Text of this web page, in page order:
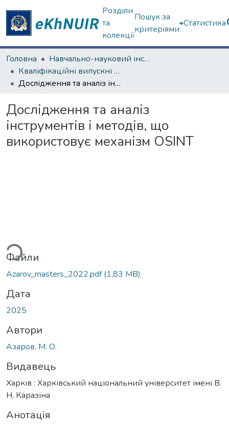
Розділи
та
колекції
Пошук за
критеріями
Статистика
Головна
Навчально-науковий інститут комп'ютерних наук та штучного інтелекту
Кваліфікаційні випускні роботи магістрів. Навчально-науковий інститут комп'ютерних наук та штучного інтелекту
Дослідження та аналіз інструментів і методів, що використовує механізм OSINT
Дослідження та аналіз
інструментів і методів, що
використовує механізм OSINT
Файли
Azarov_masters_2022.pdf(1,83 MB)
Дата
2025
Автори
Азаров, М. О.
Видавець
Харків : Харківський національний університет імені В.
Н. Каразіна
Анотація